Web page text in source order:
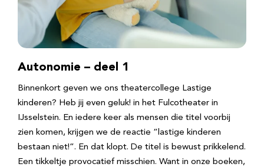
Autonomie – deel 1
Binnenkort geven we ons theatercollege Lastige
kinderen? Heb jij even geluk! in het Fulcotheater in
IJsselstein. En iedere keer als mensen die titel voorbij
zien komen, krijgen we de reactie “lastige kinderen
bestaan niet!”. En dat klopt. De titel is bewust prikkelend.
Een tikkeltje provocatief misschien. Want in onze boeken,